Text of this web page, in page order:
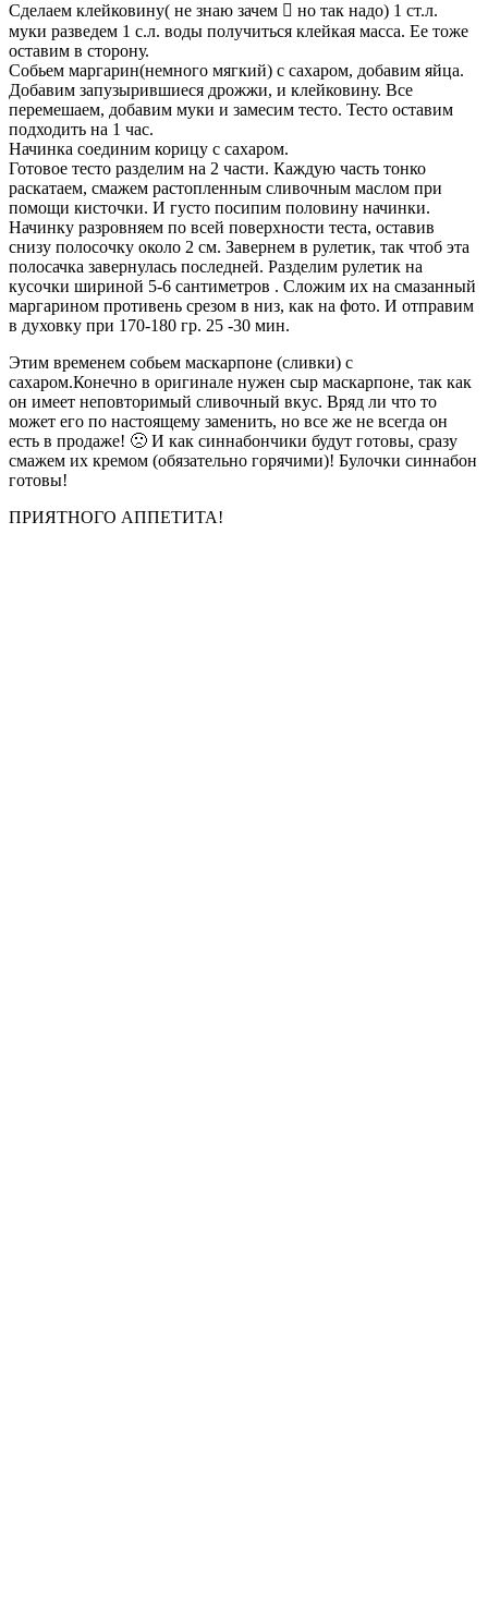
Сделаем клейковину( не знаю зачем  но так надо) 1 ст.л.
муки разведем 1 с.л. воды получиться клейкая масса. Ее тоже
оставим в сторону.
Собьем маргарин(немного мягкий) с сахаром, добавим яйца.
Добавим запузырившиеся дрожжи, и клейковину. Все
перемешаем, добавим муки и замесим тесто. Тесто оставим
подходить на 1 час.
Начинка соединим корицу с сахаром.
Готовое тесто разделим на 2 части. Каждую часть тонко
раскатаем, смажем растопленным сливочным маслом при
помощи кисточки. И густо посипим половину начинки.
Начинку разровняем по всей поверхности теста, оставив
снизу полосочку около 2 см. Завернем в рулетик, так чтоб эта
полосачка завернулась последней. Разделим рулетик на
кусочки шириной 5-6 сантиметров . Сложим их на смазанный
маргарином противень срезом в низ, как на фото. И отправим
в духовку при 170-180 гр. 25 -30 мин.
Этим временем собьем маскарпоне (сливки) с
сахаром.Конечно в оригинале нужен сыр маскарпоне, так как
он имеет неповторимый сливочный вкус. Вряд ли что то
может его по настоящему заменить, но все же не всегда он
есть в продаже! 🙁 И как синнабончики будут готовы, сразу
смажем их кремом (обязательно горячими)! Булочки синнабон
готовы!
ПРИЯТНОГО АППЕТИТА!